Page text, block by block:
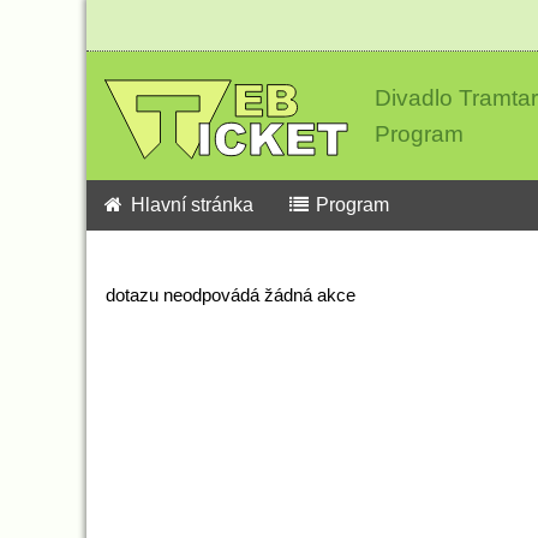
Divadlo
Program
Hlavní stránka Program
dotazu neodpovádá žádná akce